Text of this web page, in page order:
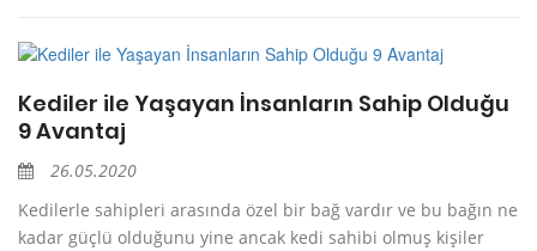
Kediler ile Yaşayan İnsanların Sahip Olduğu
9 Avantaj
26.05.2020
Kedilerle sahipleri arasında özel bir bağ vardır ve bu bağın ne
kadar güçlü olduğunu yine ancak kedi sahibi olmuş kişiler